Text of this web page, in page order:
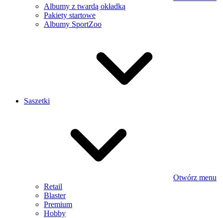
Albumy z twardą okładką
Pakiety startowe
Albumy SportZoo
Saszetki
Otwórz menu
Retail
Blaster
Premium
Hobby